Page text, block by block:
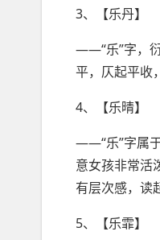
3、【乐丹】
——“乐”字，
平，仄起平收
4、【乐晴】
——“乐”字属
意女孩非常活
有层次感，读
5、【乐霏】